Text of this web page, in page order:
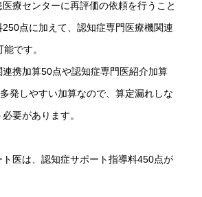
療センターに再評価の依頼を行うこと
点に加えて、認知症専門医療機関連
です。
携加算50点や認知症専門医紹介加算
発しやすい加算なので、算定漏れしな
要があります。
ト医は、認知症サポート指導料450点が